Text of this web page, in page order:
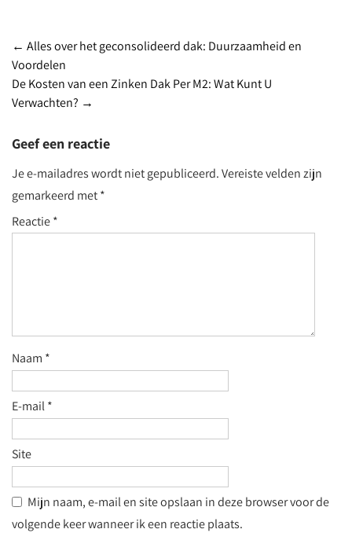
Post
navigation
← Alles over het geconsolideerd dak: Duurzaamheid en
Voordelen
De Kosten van een Zinken Dak Per M2: Wat Kunt U
Verwachten? →
Geef een reactie
Je e-mailadres wordt niet gepubliceerd.Vereiste velden zijn
gemarkeerd met*
Reactie*
Naam *
E-mail*
Site
Mijn naam, e-mail en site opslaan in deze browser voor de
volgende keer wanneer ik een reactie plaats.